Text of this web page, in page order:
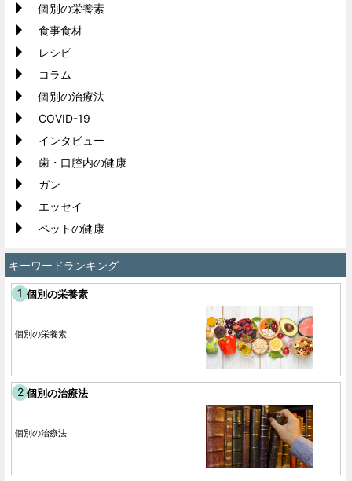
個別の栄養素
食事食材
レシピ
コラム
個別の治療法
COVID-19
インタビュー
歯・口腔内の健康
ガン
エッセイ
ペットの健康
キーワードランキング
個別の栄養素
個別の栄養素
個別の治療法
個別の治療法